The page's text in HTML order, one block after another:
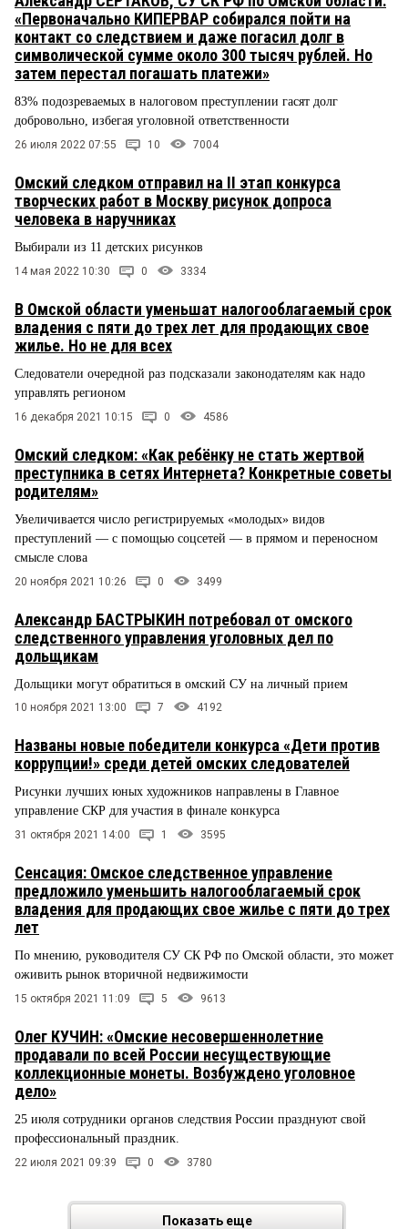
«Первоначально КИПЕРВАР собирался пойти на
контакт со следствием и даже погасил долг в
символической сумме около 300 тысяч рублей. Но
затем перестал погашать платежи»
83% подозреваемых в налоговом преступлении гасят долг
добровольно, избегая уголовной ответственности
26 июля 2022 07:55 10 7004
Омский следком отправил на II этап конкурса
творческих работ в Москву рисунок допроса
человека в наручниках
Выбирали из 11 детских рисунков
14 мая 2022 10:30 0 3334
В Омской области уменьшат налогооблагаемый срок
владения с пяти до трех лет для продающих свое
жилье. Но не для всех
Следователи очередной раз подсказали законодателям как надо
управлять регионом
16 декабря 2021 10:15 0 4586
Омский следком: «Как ребёнку не стать жертвой
преступника в сетях Интернета? Конкретные советы
родителям»
Увеличивается число регистрируемых «молодых» видов
преступлений — с помощью соцсетей — в прямом и переносном
смысле слова
20 ноября 2021 10:26 0 3499
Александр БАСТРЫКИН потребовал от омского
следственного управления уголовных дел по
дольщикам
Дольщики могут обратиться в омский СУ на личный прием
10 ноября 2021 13:00 7 4192
Названы новые победители конкурса «Дети против
коррупции!» среди детей омских следователей
Рисунки лучших юных художников направлены в Главное
управление СКР для участия в финале конкурса
31 октября 2021 14:00 1 3595
Сенсация: Омское следственное управление
предложило уменьшить налогооблагаемый срок
владения для продающих свое жилье с пяти до трех
лет
По мнению, руководителя СУ СК РФ по Омской области, это может
оживить рынок вторичной недвижимости
15 октября 2021 11:09 5 9613
Олег КУЧИН: «Омские несовершеннолетние
продавали по всей России несуществующие
коллекционные монеты. Возбуждено уголовное
дело»
25 июля сотрудники органов следствия России празднуют свой
профессиональный праздник.
22 июля 2021 09:39 0 3780
Показать еще